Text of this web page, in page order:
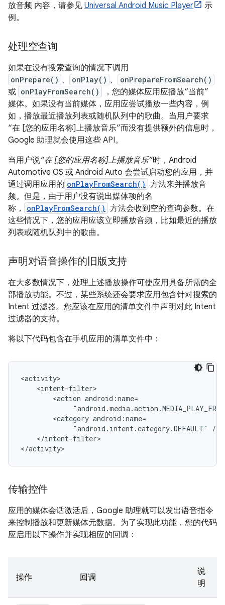
放音频 内容，请参见 Universal Android Music Player
示
例。
处理空查询
如果在没有搜索查询的情况下调用
onPrepare() 、 onPlay() 、 onPrepareFromSearch()
或 onPlayFromSearch()
，您的媒体应用应播放“当前”
媒体。如果没有当前媒体，应用应尝试播放一些内容，例
如，播放最近播放列表或随机队列中的歌曲。当用户要求
“在 [您的应用名称]上播放音乐”而没有提供额外的信息时，
Google 助理就会使用这些 API。
当用户说“在 [您的应用名称]上播放音乐”时，Android
Automotive OS 或 Android Auto 会尝试启动您的应用，并
通过调用应用的 onPlayFromSearch() 方法来并播放音
频。但是，由于用户没有说出媒体项的名
称，
onPlayFromSearch() 方法会收到空的查询参数。在
这些情况下，您的应用应该立即播放音频，比如最近的播放
列表或随机队列中的歌曲。
声明对语音操作的旧版支持
在大多数情况下，处理上述播放操作可使应用具备所需的全
部播放功能。不过，某些系统还会要求应用包含针对搜索的
Intent 过滤器。您应该在应用的清单文件中声明对此 Intent
过滤器的支持。
将以下代码包含在手机应用的清单文件中：
<action
<category
"android.intent.category.DEFAULT"
</intent-filter>
传输控件
应用的媒体会话激活后，Google 助理就可以发出语音指令
来控制播放和更新媒体元数据。为了实现此功能，您的代码
应启用以下操作并实现相应的回调：
操作 回调
说
明